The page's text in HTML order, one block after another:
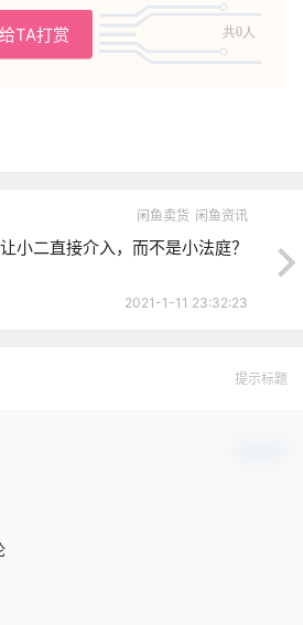
给TA打赏 共0人
闲鱼卖货 闲鱼资讯
小二直接介入，而不是小法庭？
2021-1-11 23:32:23
提示标题